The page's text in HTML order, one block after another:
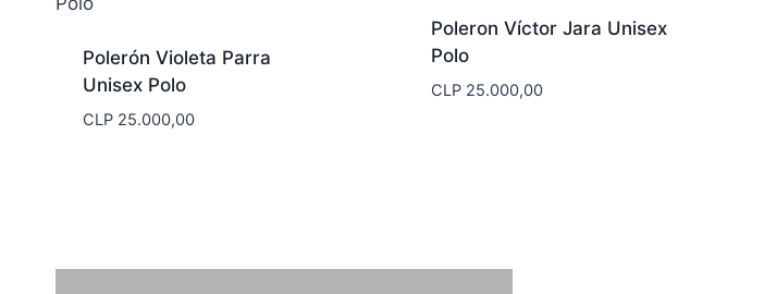
Polerón Violeta Parra
Unisex Polo
CLP25.000,00
Poleron Víctor Jara Unisex
Polo
CLP 25.000,00